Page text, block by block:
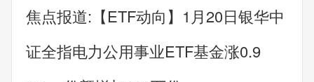
焦点报道:【ETF动向】1月20日银华中
证全指电力公用事业ETF基金涨0.9